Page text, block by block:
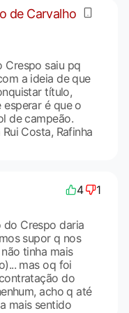
de Carvalho
Crespo saiu pq
a ideia de que
título,
é que o
de campeão.
Costa, Rafinha
4 1
do Crespo daria
supor q nos
tinha mais
mas oq foi
do
acho q até
mais sentido